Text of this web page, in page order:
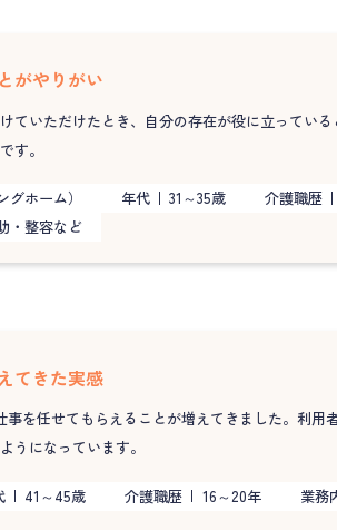
がやりがい
ていただけたとき、自分の存在が役に立ってい
す。
グホーム） 年代 31～35歳 介護職歴
・整容など
てきた実感
を任せてもらえることが増えてきました。利用
うになっています。
41～45歳 介護職歴 16～20年 業務